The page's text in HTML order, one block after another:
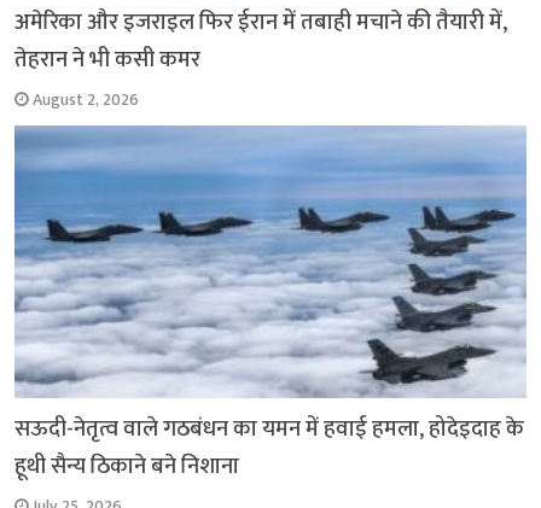
अमेरिका और इजराइल फिर ईरान में तबाही मचाने की तैयारी में,
तेहरान ने भी कसी कमर
August 2, 2026
सऊदी-नेतृत्व वाले गठबंधन का यमन में हवाई हमला, होदेइदाह के
हूथी सैन्य ठिकाने बने निशाना